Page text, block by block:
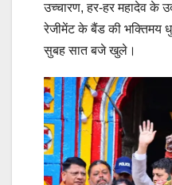
उच्चारण, हर-हर महादेव के
रेजीमेंट के बैंड की भक्तिमय
सुबह सात बजे खुले।